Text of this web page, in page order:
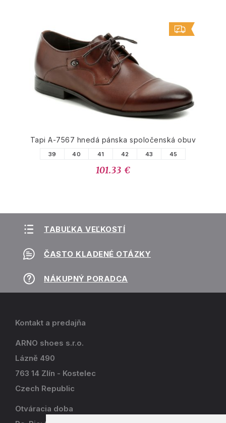
Tapi A-7567 hnedá pánska spoločenská obuv
39 40 41 42 43 45
101.33 €
TABUĽKA VEĽKOSTÍ
ČASTO KLADENÉ OTÁZKY
NÁKUPNÝ PORADCA
Kontakt a predajňa
ARNO shoes s.r.o.
Lázně 490
763 14 Zlín - Kostelec
Czech Republic
Otváracia doba